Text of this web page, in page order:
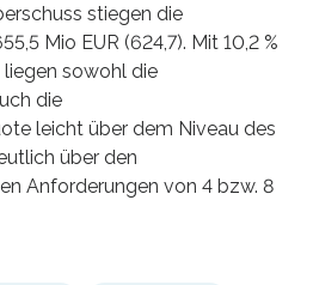
stiegen die
Mio EUR (624,7). Mit 10,2 %
liegen sowohl die
die
leicht über dem Niveau des
über den
Anforderungen von 4 bzw. 8